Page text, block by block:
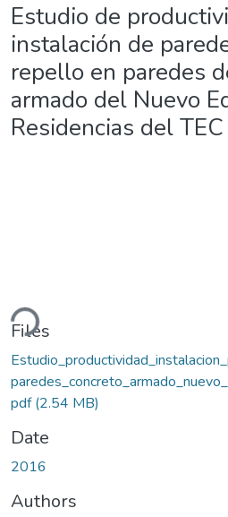
Estudio de
instalación de
repello en paredes
armado del Nuevo
Residencias del TEC
Files
pdf(2.54 MB)
Date
2016
Authors